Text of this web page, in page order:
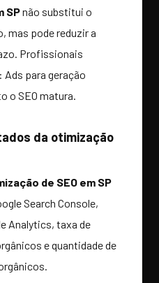
SPnão substitui o
mas pode reduzir a
Profissionais
para geração
o SEO matura.
da otimização
de SEO em SP
Search Console,
Analytics, taxa de
e quantidade de